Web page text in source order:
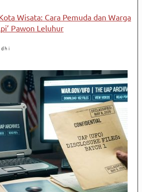
Wisata: Cara Pemuda dan Warga
Pawon Leluhur